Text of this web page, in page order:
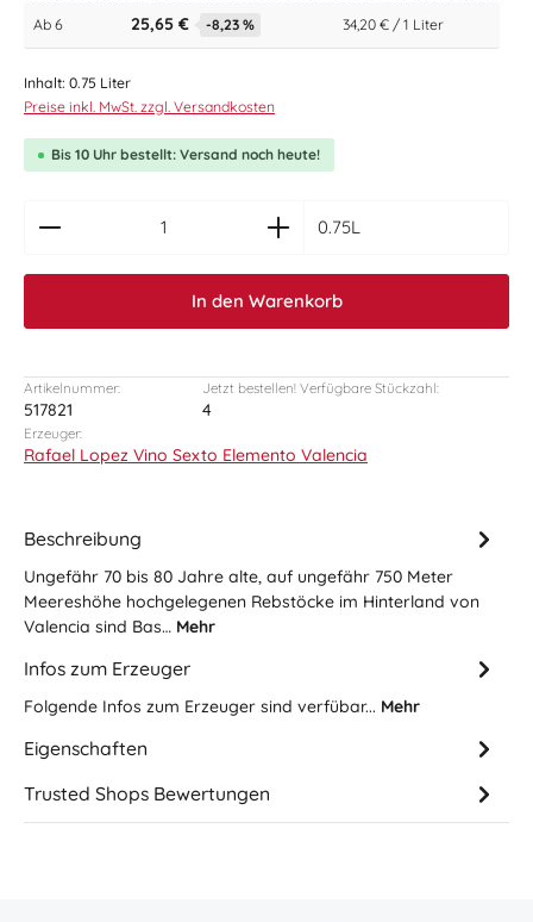
Ab 6 25,65 € -8,23 % 34,20 € / 1 Liter
Inhalt: 0.75 Liter
Preise inkl. MwSt. zzgl. Versandkosten
Bis 10 Uhr bestellt: Versand noch heute!
0.75L
In den Warenkorb
Artikelnummer:
517821
Jetzt bestellen! Verfügbare Stückzahl:
4
Erzeuger:
Rafael Lopez Vino Sexto Elemento Valencia
Beschreibung
Ungefähr 70 bis 80 Jahre alte, auf ungefähr 750 Meter
Meereshöhe hochgelegenen Rebstöcke im Hinterland von
Valencia sind Bas… Mehr
Infos zum Erzeuger
Folgende Infos zum Erzeuger sind verfübar... Mehr
Eigenschaften
Trusted Shops Bewertungen